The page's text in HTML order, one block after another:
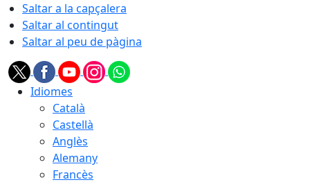
Saltar a la capçalera
Saltar al contingut
Saltar al peu de pàgina
Idiomes
Català
Castellà
Anglès
Alemany
Francès